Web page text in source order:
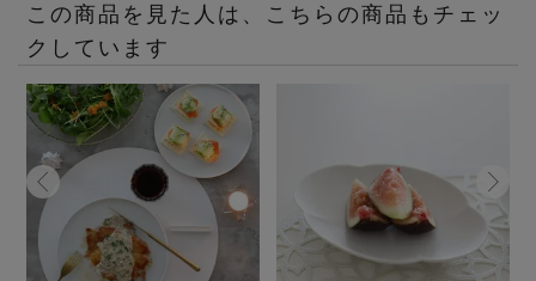
この商品を見た人は、こちらの商品もチェッ
クしています